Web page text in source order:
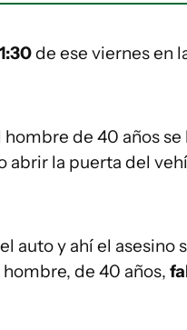
de ese viernes en
de 40 años
abrir la puerta del
auto y ahí el asesino
de 40 años,